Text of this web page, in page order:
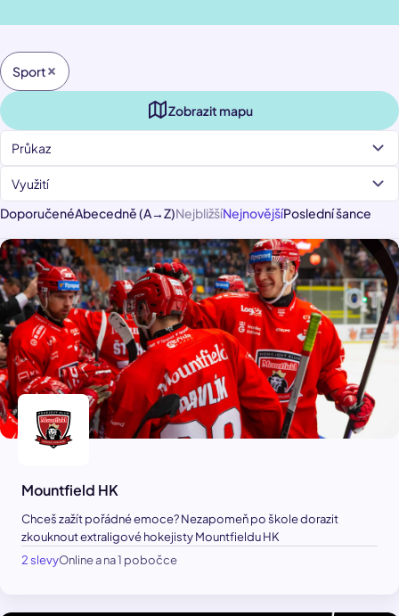
Sport
Zobrazit mapu
Průkaz
Využití
DoporučenéAbecedně (A→Z)NejbližšíNejnovějšíPoslední šance
Mountfield HK
Chceš zažít pořádné emoce? Nezapomeň po škole dorazit
zkouknout extraligové hokejisty Mountfieldu HK
2 slevyOnline a na 1 pobočce